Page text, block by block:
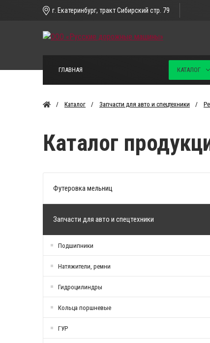
г. Екатеринбург, тракт Сибирский стр. 79
ГЛАВНАЯ КАТАЛОГ
Каталог Запчасти для авто и спецтехники
Каталог
Футеровка мельниц
Запчасти для авто и спецтехники
Подшипники
Натяжители, ремни
Гидроцилиндры
Кольца поршневые
ГУР